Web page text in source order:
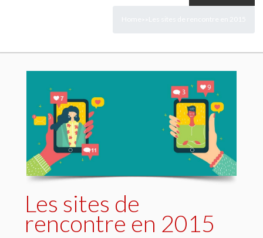
Les sites de
rencontre en 2015